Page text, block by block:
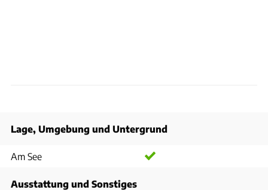
Lage, Umgebung und Untergrund
Am See
Ausstattung und Sonstiges